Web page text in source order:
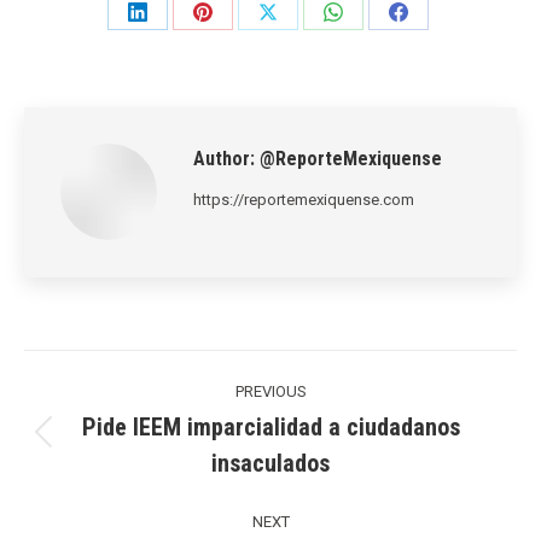
Share
Share
Share
Share
Share
Author: @ReporteMexiquense
https://reportemexiquense.com
PREVIOUS
post:
Pide IEEM imparcialidad a ciudadanos
insaculados
NEXT